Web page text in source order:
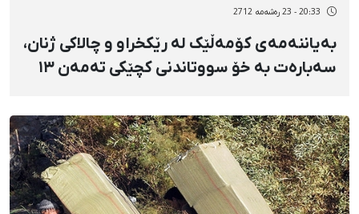
20:33 - 23 رەشەمه 2712
بەیاننەمەی کۆمەڵێک لە رێکخراو و چالاکی ژنان،
سەبارەت بە خۆ سووتاندنی کچێکی تەمەن ١٣